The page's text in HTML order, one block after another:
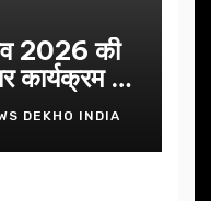
2026 की
कार्यक्रम में
DEKHO INDIA